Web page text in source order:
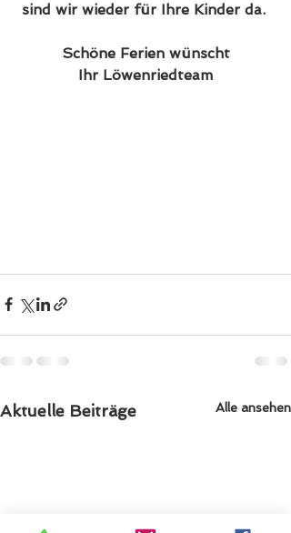
sind wir wieder für Ihre Kinder da.
Schöne Ferien wünscht
Ihr Löwenriedteam
Aktuelle Beiträge Alle ansehen